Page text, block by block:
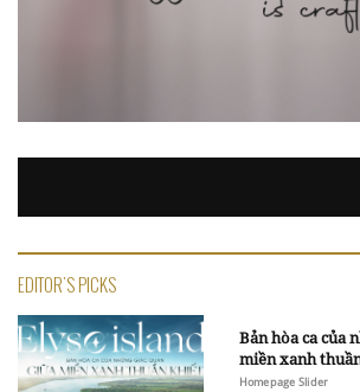
EDITOR'S PICKS
Bản hòa ca của
miền xanh
Homepage Slider